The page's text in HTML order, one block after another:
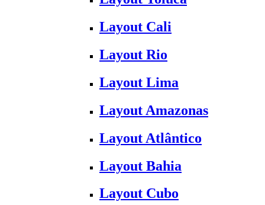
Layout Cali
Layout Rio
Layout Lima
Layout Amazonas
Layout Atlântico
Layout Bahia
Layout Cubo